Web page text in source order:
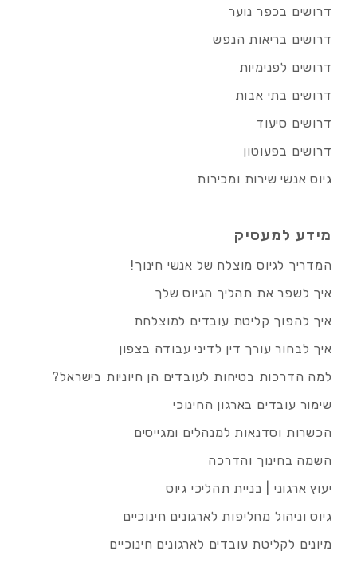
דרושים בכפר נוער
דרושים בריאות הנפש
דרושים לפנימיות
דרושים בתי אבות
דרושים סיעוד
דרושים בפעוטון
גיוס אנשי שירות ומכירות
מידע למעסיק
המדריך לגיוס מוצלח של אנשי חינוך!
איך לשפר את תהליך הגיוס שלך
איך להפוך קליטת עובדים למוצלחת
איך לבחור עורך דין לדיני עבודה בצפון
למה הדרכות בטיחות לעובדים הן חיוניות בישראל?
שימור עובדים בארגון החינוכי
הכשרות וסדנאות למנהלים ומגייסים
השמה בחינוך והדרכה
יעוץ ארגוני | בניית תהליכי גיוס
גיוס וניהול מחליפות לארגונים חינוכיים
מיונים לקליטת עובדים לארגונים חינוכיים